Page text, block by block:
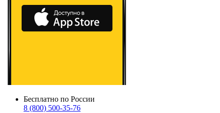
Бесплатно по России
8 (800) 500-35-76